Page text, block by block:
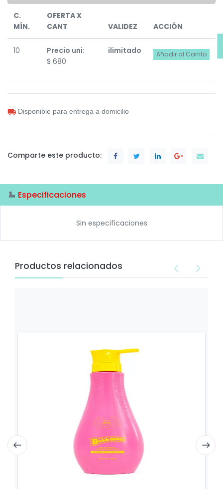
C.
MÍN.
OFERTA X
CANT
VALIDEZ ACCIÓN
10
Precio uni:
$ 680
ilimitado Añadir al Carrito
Disponible para entrega a domicilio
Comparte este producto:
Especificaciones
Sin especificaciones
Productos relacionados